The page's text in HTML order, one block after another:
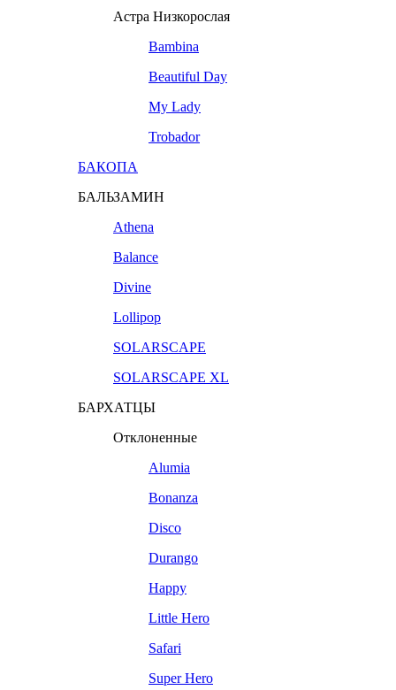
Астра Низкорослая
Bambina
Beautiful Day
My Lady
Trobador
БАКОПА
БАЛЬЗАМИН
Athena
Balance
Divine
Lollipop
SOLARSCAPE
SOLARSCAPE XL
БАРХАТЦЫ
Отклоненные
Alumia
Bonanza
Disco
Durango
Happy
Little Hero
Safari
Super Hero